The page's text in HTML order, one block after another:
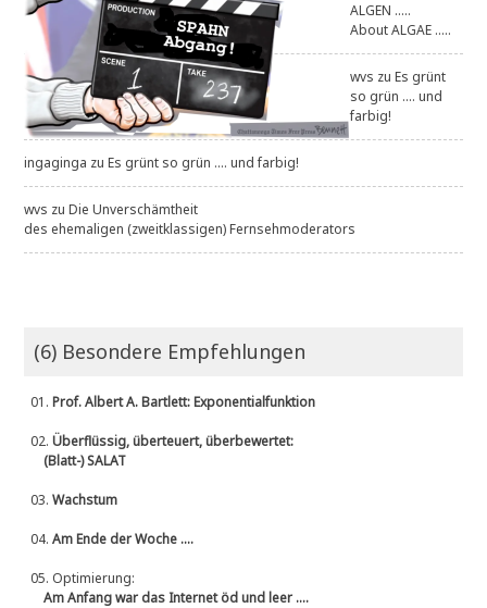
ALGEN .....
About ALGAE .....
wvs zuEs grünt
so grün .... und
farbig!
ingaginga zuEs grünt so grün .... und farbig!
wvs zuDie Unverschämtheit
des ehemaligen (zweitklassigen) Fernsehmoderators
(6) Besondere Empfehlungen
01.Prof. Albert A. Bartlett: Exponentialfunktion
02.Überflüssig, überteuert, überbewertet:
(Blatt-) SALAT
03.Wachstum
04.Am Ende der Woche ....
05. Optimierung:
Am Anfang war das Internet öd und leer ....